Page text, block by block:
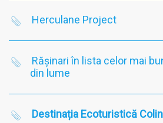
Herculane Project
Rășinari în lista celor mai
din lume
Destinația Ecoturistică